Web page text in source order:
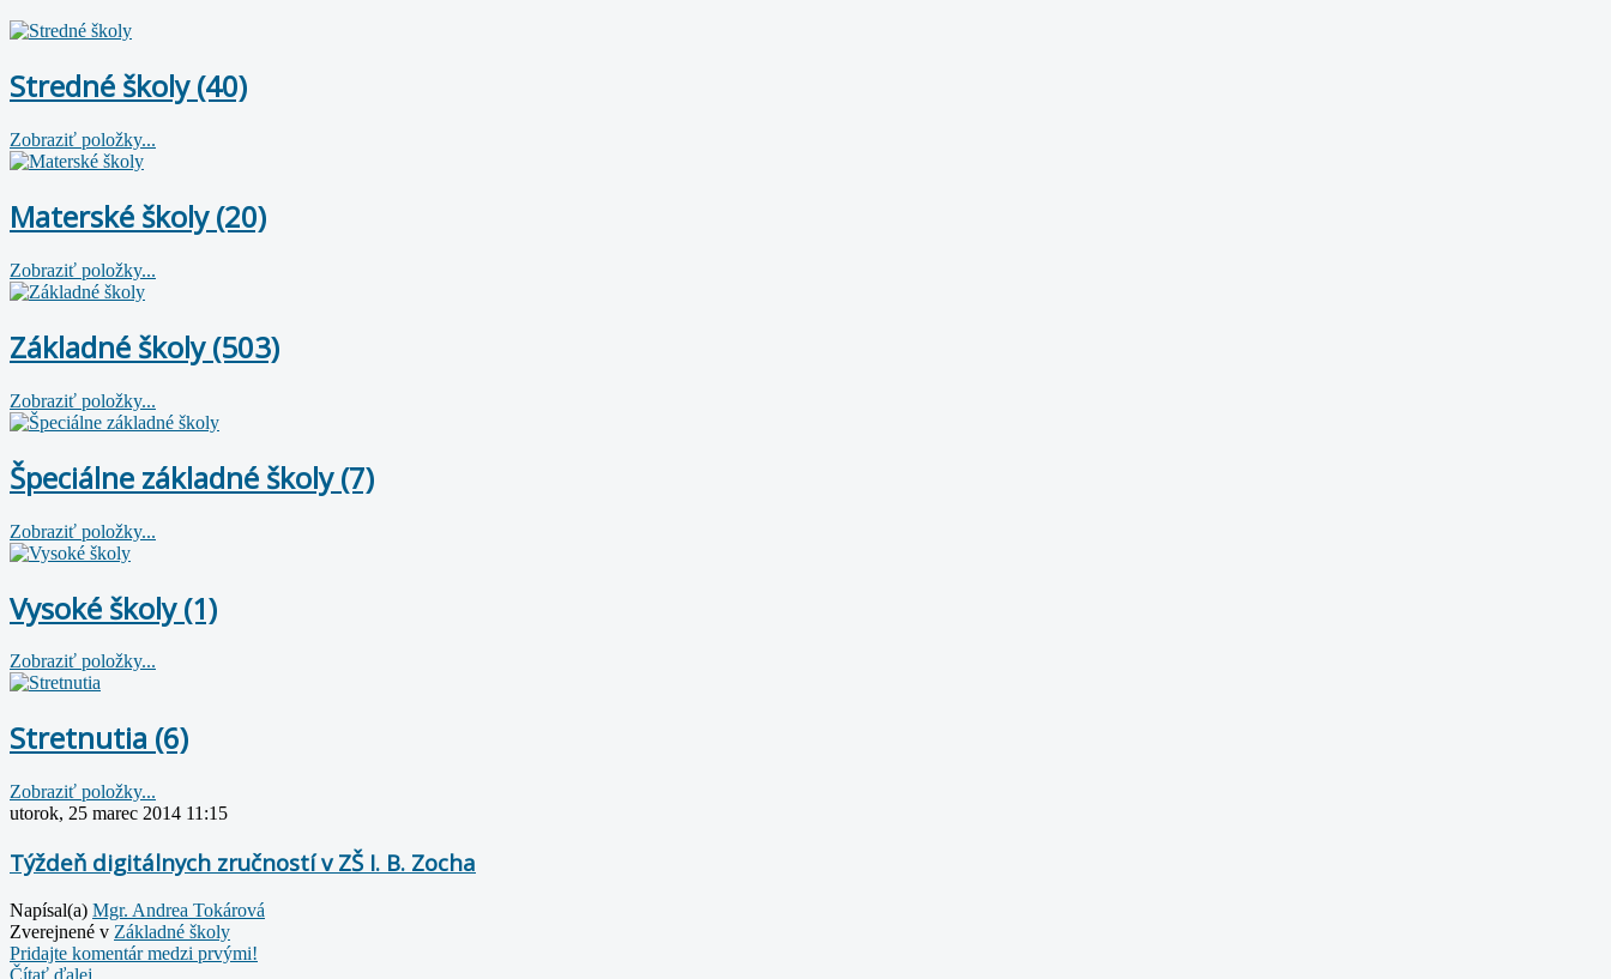
Stredné školy (40)
Zobraziť položky...
Materské školy (20)
Zobraziť položky...
Základné školy (503)
Zobraziť položky...
Špeciálne základné školy (7)
Zobraziť položky...
Vysoké školy (1)
Zobraziť položky...
Stretnutia (6)
Zobraziť položky...
utorok, 25 marec 2014 11:15
Týždeň digitálnych zručností v ZŠ I. B. Zocha
Napísal(a) Mgr. Andrea Tokárová
Zverejnené v Základné školy
Pridajte komentár medzi prvými!
Čítať ďalej...